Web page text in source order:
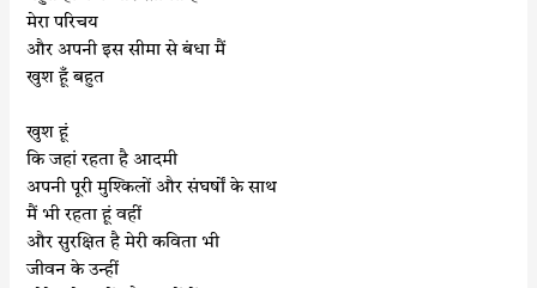
मेरा परिचय
और अपनी इस सीमा से बंधा मैं
खुश हूँ बहुत
खुश हूं
कि जहां रहता है आदमी
अपनी पूरी मुश्किलों और संघर्षों के साथ
मैं भी रहता हूं वहीं
और सुरक्षित है मेरी कविता भी
जीवन के उन्हीं